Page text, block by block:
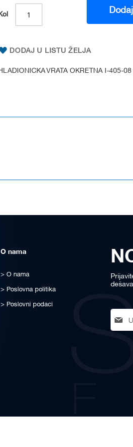
Kol
DODAJ U LISTU ŽELJA
VRATA OKRETNA I-405-
O nama
O nama
Poslovna politika
Poslovni podaci
Up